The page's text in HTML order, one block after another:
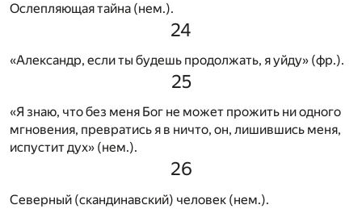
Ослепляющая тайна (нем.).
24
«Александр, если ты будешь продолжать, я уйду» (фр.).
25
«Я знаю, что без меня Бог не может прожить ни одного
мгновения, превратись я в ничто, он, лишившись меня,
испустит дух» (нем.).
26
Северный (скандинавский) человек (нем.).